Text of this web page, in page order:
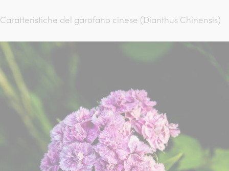
Caratteristiche del garofano cinese (Dianthus Chinensis)